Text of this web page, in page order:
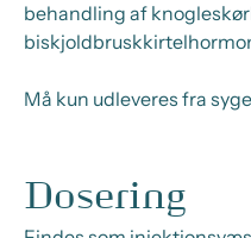
behandling af
Må kun udleveres fra
Dosering